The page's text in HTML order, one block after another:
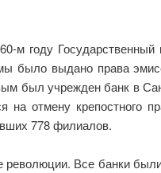
м году
было выдано права
был учрежден банк в
на отмену крепостного
778 филиалов.
революции. Все банки